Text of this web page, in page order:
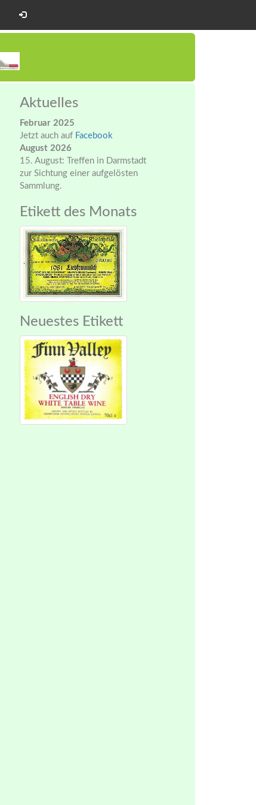
Aktuelles
Februar 2025
Jetzt auch auf Facebook
August 2026
15. August: Treffen in Darmstadt
zur Sichtung einer aufgelösten
Sammlung.
Etikett des Monats
Neuestes Etikett